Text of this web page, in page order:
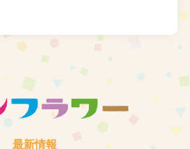
最新情報